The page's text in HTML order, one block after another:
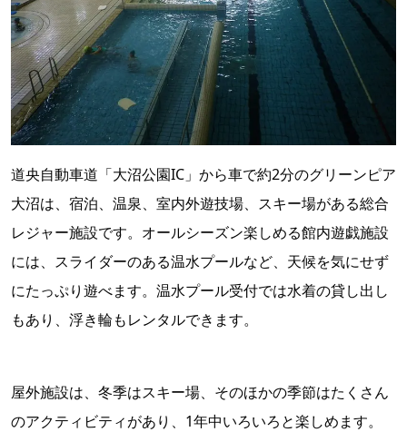
道央自動車道「大沼公園IC」から車で約2分のグリーンピア
大沼は、宿泊、温泉、室内外遊技場、スキー場がある総合
レジャー施設です。オールシーズン楽しめる館内遊戯施設
には、スライダーのある温水プールなど、天候を気にせず
にたっぷり遊べます。温水プール受付では水着の貸し出し
もあり、浮き輪もレンタルできます。
屋外施設は、冬季はスキー場、そのほかの季節はたくさん
のアクティビティがあり、1年中いろいろと楽しめます。